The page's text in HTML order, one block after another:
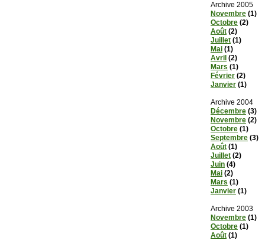
Archive 2005
Novembre (1)
Octobre (2)
Août (2)
Juillet (1)
Mai (1)
Avril (2)
Mars (1)
Février (2)
Janvier (1)
Archive 2004
Décembre (3)
Novembre (2)
Octobre (1)
Septembre (3)
Août (1)
Juillet (2)
Juin (4)
Mai (2)
Mars (1)
Janvier (1)
Archive 2003
Novembre (1)
Octobre (1)
Août (1)